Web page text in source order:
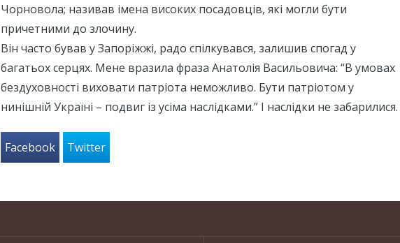
Чорновола; називав імена високих посадовців, які могли бути
причетними до злочину.
Він часто бував у Запоріжжі, радо спілкувався, залишив спогад у
багатьох серцях. Мене вразила фраза Анатолія Васильовича: “В умовах
бездуховності виховати патріота неможливо. Бути патріотом у
нинішній Україні – подвиг із усіма наслідками.” І наслідки не забарилися.
Facebook Twitter